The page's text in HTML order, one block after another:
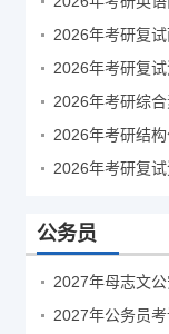
2026年考研复
2026年考研复
2026年考研综
2026年考研复试
公务员
2027年母志文
2027年公务员